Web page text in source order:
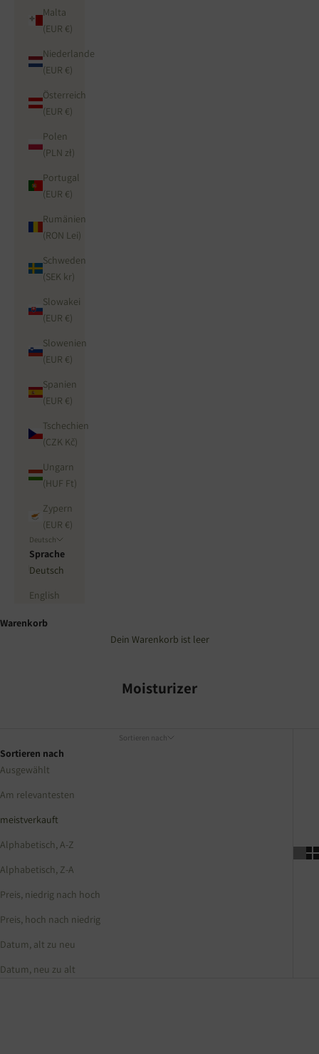
Malta
(EUR €)
Niederlande
(EUR €)
Österreich
(EUR €)
Polen
(PLN zł)
Portugal
(EUR €)
Rumänien
(RON Lei)
Schweden
(SEK kr)
Slowakei
(EUR €)
Slowenien
(EUR €)
Spanien
(EUR €)
Tschechien
(CZK Kč)
Ungarn
(HUF Ft)
Zypern
(EUR €)
Deutsch
Sprache
Deutsch
English
Warenkorb
Dein Warenkorb ist leer
Moisturizer
Sortieren nach
Sortieren nach
Ausgewählt
Am relevantesten
meistverkauft
Alphabetisch, A-Z
Alphabetisch, Z-A
Preis, niedrig nach hoch
Preis, hoch nach niedrig
Datum, alt zu neu
Datum, neu zu alt